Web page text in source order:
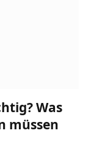
Was
müssen